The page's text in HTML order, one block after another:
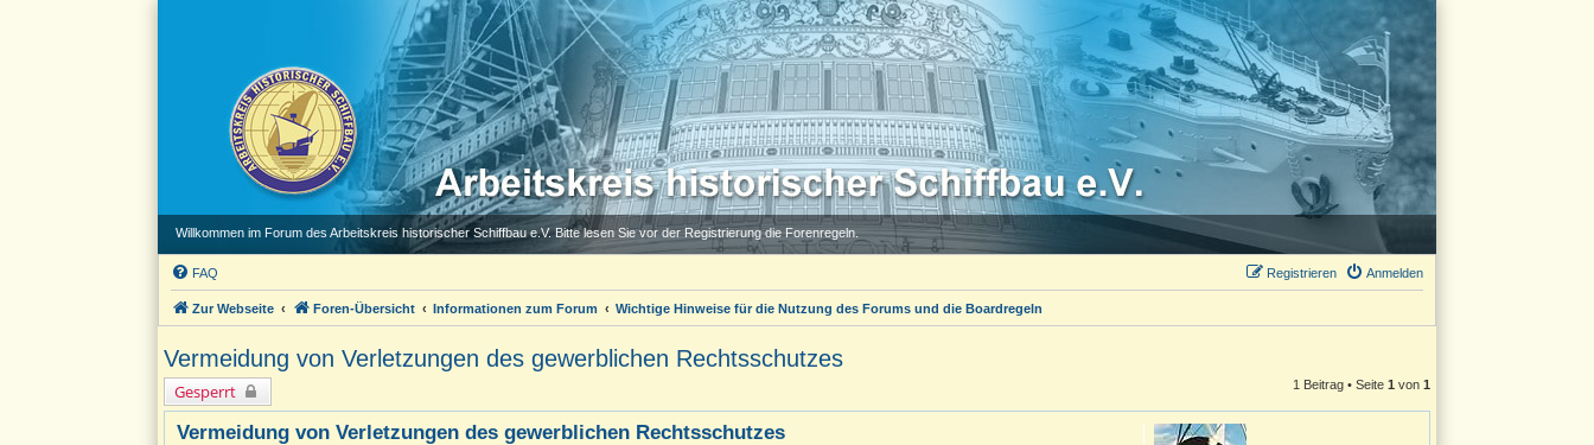
Willkommen im Forum des Arbeitskreis historischer Schiffbau e.V. Bitte lesen Sie vor der Registrierung die Forenregeln.
FAQ Anmelden
Registrieren
Zur Webseite Foren-Übersicht Informationen zum Forum Wichtige Hinweise für die Nutzung des Forums und die Boardregeln
Vermeidung von Verletzungen des gewerblichen Rechtsschutzes
Gesperrt 1 Beitrag • Seite 1 von 1
Vermeidung von Verletzungen des gewerblichen Rechtsschutzes